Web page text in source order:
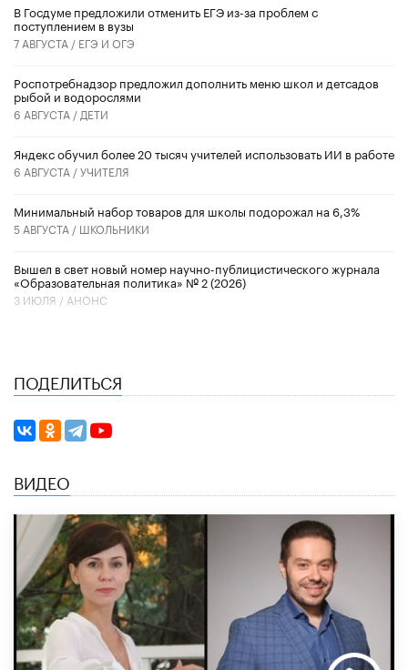
В Госдуме предложили отменить ЕГЭ из-за проблем с
поступлением в вузы
7 АВГУСТА / ЕГЭ И ОГЭ
Роспотребнадзор предложил дополнить меню школ и детсадов
рыбой и водорослями
6 АВГУСТА / ДЕТИ
​Яндекс обучил более 20 тысяч учителей использовать ИИ в работе
6 АВГУСТА /УЧИТЕЛЯ
Минимальный набор товаров для школы подорожал на 6,3%
5 АВГУСТА / ШКОЛЬНИКИ
Вышел в свет новый номер научно-публицистического журнала
«Образовательная политика» № 2 (2026)
3 ИЮЛЯ / АНОНС
ПОДЕЛИТЬСЯ
ВИДЕО